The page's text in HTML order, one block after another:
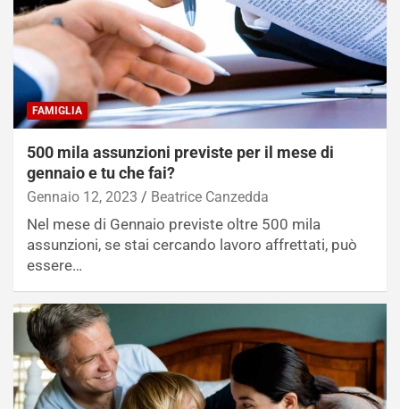
FAMIGLIA
500 mila assunzioni previste per il mese di
gennaio e tu che fai?
Gennaio 12, 2023 Beatrice Canzedda
Nel mese di Gennaio previste oltre 500 mila
assunzioni, se stai cercando lavoro affrettati, può
essere…